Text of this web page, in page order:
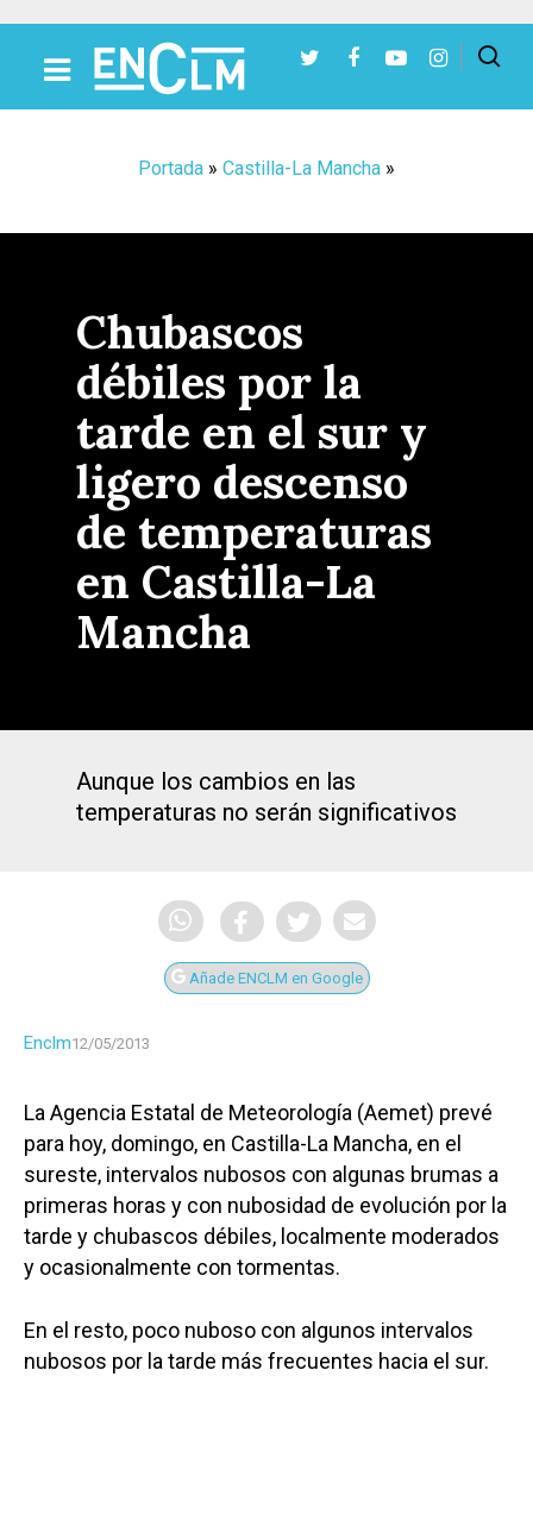
Portada » Castilla-La Mancha »
Chubascos
débiles por la
tarde en el sur y
ligero descenso
de temperaturas
en Castilla-La
Mancha
Aunque los cambios en las
temperaturas no serán significativos
Añade ENCLM en Google
Enclm12/05/2013
La Agencia Estatal de Meteorología (Aemet) prevé
para hoy, domingo, en Castilla-La Mancha, en el
sureste, intervalos nubosos con algunas brumas a
primeras horas y con nubosidad de evolución por la
tarde y chubascos débiles, localmente moderados
y ocasionalmente con tormentas.
En el resto, poco nuboso con algunos intervalos
nubosos por la tarde más frecuentes hacia el sur.